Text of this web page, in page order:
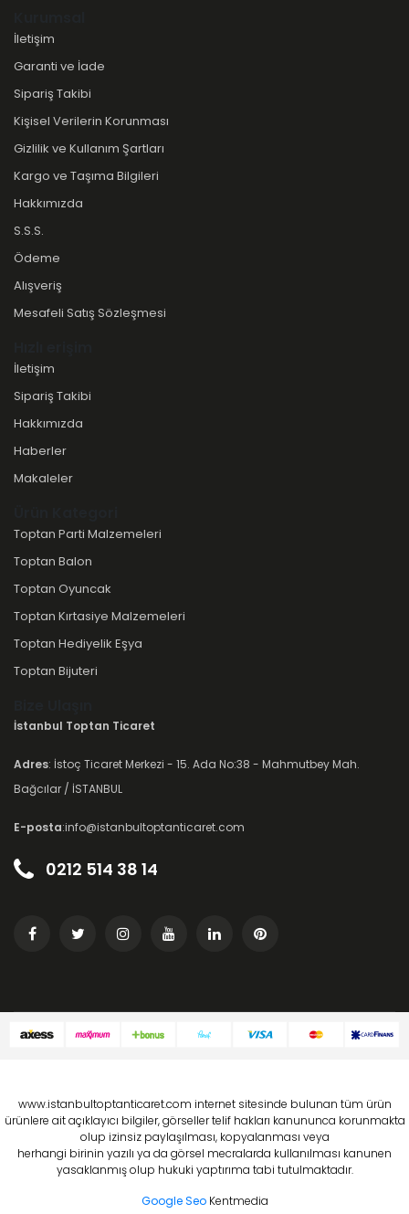
İletişim
Garanti ve İade
Sipariş Takibi
Kişisel Verilerin Korunması
Gizlilik ve Kullanım Şartları
Kargo ve Taşıma Bilgileri
Hakkımızda
S.S.S.
Ödeme
Alışveriş
Mesafeli Satış Sözleşmesi
İletişim
Sipariş Takibi
Hakkımızda
Haberler
Makaleler
Toptan Parti Malzemeleri
Toptan Balon
Toptan Oyuncak
Toptan Kırtasiye Malzemeleri
Toptan Hediyelik Eşya
Toptan Bijuteri
İstanbul Toptan Ticaret
Adres: İstoç Ticaret Merkezi - 15. Ada No:38 - Mahmutbey Mah.
Bağcılar / İSTANBUL
E-posta:info@istanbultoptanticaret.com
0212 514 38 14
www.istanbultoptanticaret.com internet sitesinde bulunan tüm ürün
ürünlere ait açıklayıcı bilgiler, görseller telif hakları kanununca korunmakta
olup izinsiz paylaşılması, kopyalanması veya
herhangi birinin yazılı ya da görsel mecralarda kullanılması kanunen
yasaklanmış olup hukuki yaptırıma tabi tutulmaktadır.
Google Seo Kentmedia